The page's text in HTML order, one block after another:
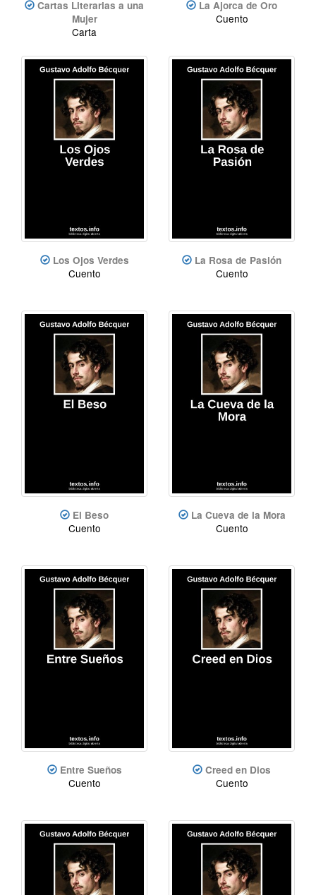
Cartas Literarias a una
Mujer
Carta
La Ajorca de Oro
Cuento
Los Ojos Verdes
Cuento
La Rosa de Pasión
Cuento
El Beso
Cuento
La Cueva de la Mora
Cuento
Entre Sueños
Cuento
Creed en Dios
Cuento